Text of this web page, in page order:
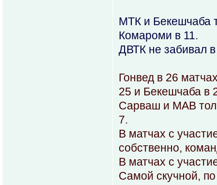
МТК и Бекешчаба
Комароми в 11.
ДВТК не забивал
Гонвед в 26
25 и Бекешчаба в
Сарваш и МАВ
7.
В матчах с
собственно,
В матчах с
Самой скучной,